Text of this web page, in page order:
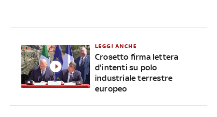
LEGGI ANCHE
Crosetto firma lettera
d'intenti su polo
industriale terrestre
europeo